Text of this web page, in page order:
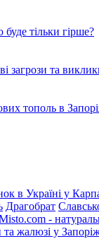
тільки гірше?
загрози та
тополь в
в Україні у
Драгобрат
-
жалюзі у